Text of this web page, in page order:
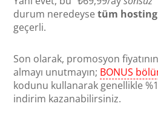
durum neredeysetüm hosting
geçerli.
Son olarak, promosyon
almayı unutmayın; BONUS
kodunu kullanarak genellikle
indirim kazanabilirsiniz.